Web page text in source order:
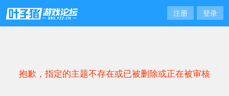
注册 登录
抱歉，指定的主题不存在或已被删除或正在被审核